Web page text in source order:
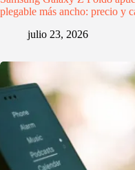
plegable más ancho: precio y
julio 23, 2026